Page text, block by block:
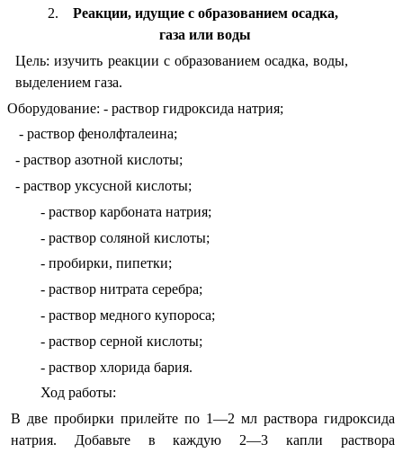
Реакции, идущие с образованием осадка,
газа или воды
Цель: изучить реакции с образованием осадка, воды,
выделением газа.
Оборудование: - раствор гидроксида натрия;
- раствор фенолфталеина;
- раствор азотной кислоты;
- раствор уксусной кислоты;
- раствор карбоната натрия;
- раствор соляной кислоты;
- пробирки, пипетки;
- раствор нитрата серебра;
- раствор медного купороса;
- раствор серной кислоты;
- раствор хлорида бария.
Ход работы:
В две пробирки прилейте по 1—2 мл раствора гидроксида
натрия. Добавьте в каждую 2—3 капли раствора